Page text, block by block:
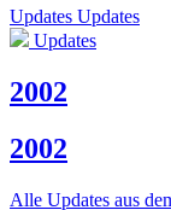
Updates Updates
Updates
2002
2002
Alle Updates aus